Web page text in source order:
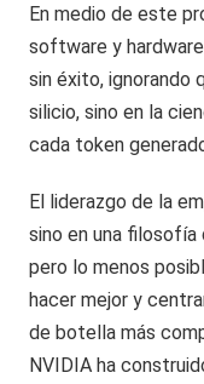
En medio de este
software y
sin éxito, ignorando
silicio, sino en la
cada token
El liderazgo de la
sino en una filosofía
pero lo menos
hacer mejor y
de botella más
NVIDIA ha